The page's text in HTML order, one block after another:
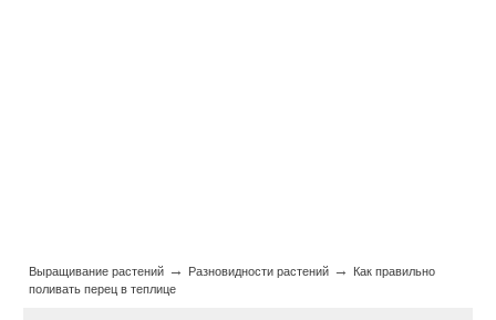
Выращивание растений → Разновидности растений →
Как правильно
поливать перец в теплице